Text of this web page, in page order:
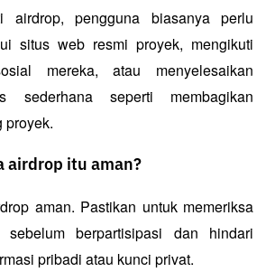
airdrop, pengguna biasanya perlu
situs web resmi proyek, mengikuti
mereka, atau menyelesaikan
sederhana seperti membagikan
proyek.
airdrop itu aman?
aman. Pastikan untuk memeriksa
sebelum berpartisipasi dan hindari
pribadi atau kunci privat.